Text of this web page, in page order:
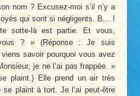
nom ? Excusez-moi s’il n’y a
qui sont si négligents. B... !
sotte-là est partie. Et vous,
? » (Réponse : Je suis
savoir pourquoi vous avez
je ne l’ai pas frappée. »
plaint.) Elle prend un air très
se plaint à tort. Je l’ai peut-être